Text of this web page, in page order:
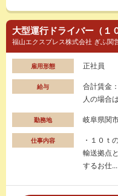
大型運行ドライバー（１
福山エクスプレス株式会社 ぎふ関
雇用形態 正社員
給与
合計賃金
人の場合
勤務地 岐阜県関
仕事内容
・１０ｔ
輸送拠点
するお仕...